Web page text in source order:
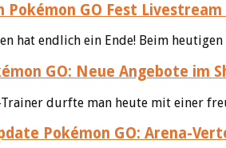
Pokémon GO Fest
hat endlich ein Ende! Beim
GO: Neue Angebote im
Trainer durfte man heute mit einer
Pokémon GO: Arena-